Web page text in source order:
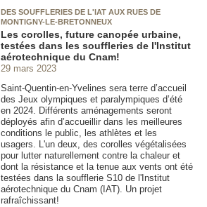
DES SOUFFLERIES DE L'IAT AUX RUES DE
MONTIGNY-LE-BRETONNEUX
Les corolles, future canopée urbaine,
testées dans les souffleries de l'Institut
aérotechnique du Cnam!
29 mars 2023
Saint-Quentin-en-Yvelines sera terre d’accueil
des Jeux olympiques et paralympiques d’été
en 2024. Différents aménagements seront
déployés afin d’accueillir dans les meilleures
conditions le public, les athlètes et les
usagers. L'un deux, des corolles végétalisées
pour lutter naturellement contre la chaleur et
dont la résistance et la tenue aux vents ont été
testées dans la soufflerie S10 de l'Institut
aérotechnique du Cnam (IAT). Un projet
rafraîchissant!